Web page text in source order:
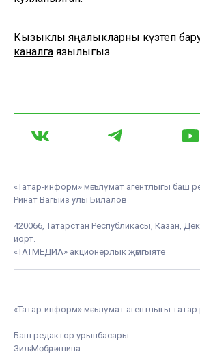
Кызыклы яңалыкларны күзәтеп
каналга язылыгыз
«Татар-информ» мәгълүмат агентлыгы баш
Ринат Вагыйз улы Билалов
420066, Татарстан Республикасы, Казан,
йорт.
«ТАТМЕДИА» акционерлык җәмгыяте
«Татар-информ» мәгълүмат агентлыгы
Баш редактор урынбасары
Зилә Мөбәрәкшина